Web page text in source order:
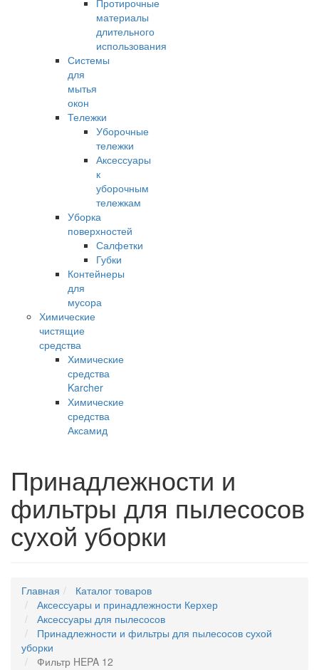
Протирочные
материалы
длительного
использования
Системы
для
мытья
окон
Тележки
Уборочные
тележки
Аксессуары
к
уборочным
тележкам
Уборка
поверхностей
Салфетки
Губки
Контейнеры
для
мусора
Химические
чистящие
средства
Химические
средства
Karcher
Химические
средства
Аксамид
Принадлежности и
фильтры для пылесосов
сухой уборки
Главная
Каталог товаров
Аксессуары и принадлежности Керхер
Аксессуары для пылесосов
Принадлежности и фильтры для пылесосов сухой
уборки
Фильтр HEPA 12